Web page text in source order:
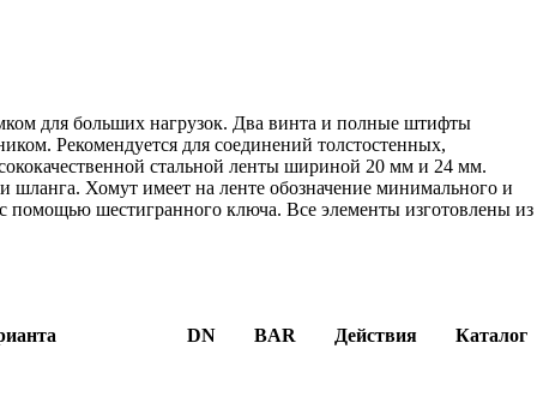
для больших нагрузок. Два винта и полные штифты
Рекомендуется для соединений толстостенных,
стальной ленты шириной 20 мм и 24 мм.
шланга. Хомут имеет на ленте обозначение минимального и
помощью шестигранного ключа. Все элементы изготовлены из
DN BAR Действия Каталог